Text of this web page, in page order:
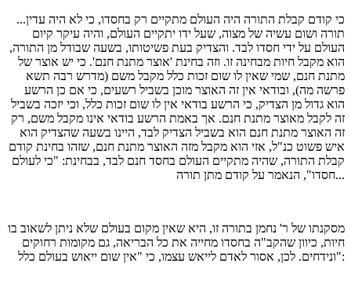
...כי קודם קבלת התורה היה העולם מתקיים רק בחסדו, כי לא היה עדין
תורה ושום עשיה של מצוה, שעל ידו יתקיים העולם, והיה עיקר קיום
העולם על ידי חסדו לבד. והצדיק בעת פשיטותו, בשעה שבודל מן התורה,
הוא מקבל חיות מבחינה זו. וזה בחינת 'אוצר מתנת חנם'. כי יש אוצר של
מתנת חנם, שמי שאין לו שום זכות כלל מקבל משם (מדרש רבה תשא
פרשה מה), ובודאי אין זה האוצר מוכן בשביל רשעים, כי אם כן הרשע
הוא גדול מן הצדיק, כי הרשע בודאי אין לו שום זכות כלל, וכי יזכה בשביל
זה לקבל מאוצר מתנת חנם. אך באמת הרשע בודאי אינו מקבל משם, רק
זה האוצר מתנת חנם הוא בשביל הצדיק לבד, היינו בשעה שהצדיק הוא
איש פשוט כנ"ל, אזי הוא מקבל מזה האוצר מתנת חנם, שזהו בחינת קודם
קבלת התורה, שהיה מתקיים העולם בחסד חנם לבד, בבחינת: "כי לעולם
חסדו", הנאמר על קודם מתן תורה...
מסקנתו של ר' נחמן בתורה זו, היא שאין מקום בעולם שלא ניתן לשאוב בו
חיות, כיוון שהקב"ה בחסדו מחייה את כל הבריאה, גם מקומות רחוקים
ונידחים. לכן, אסור לאדם לייאש עצמו, כי "אין שום ייאוש בעולם כלל":